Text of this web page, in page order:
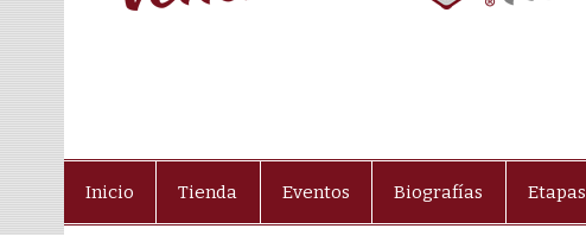
Inicio Tienda Eventos Biografías Etapas